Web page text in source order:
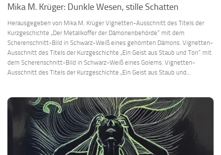
Mika M. Krüger: Dunkle Wesen, stille Schatten
Herausgegeben von Mika M. Krüger Vignetten-Ausschnitt des Titels der
Kurzgeschichte „Der Metallkoffer der Dämonenbehörde“ mit dem
Scherenschnitt-Bild in Schwarz-Weiß eines gehörnten Dämons. Vignetten-
Ausschnitt des Titels der Kurzgeschichte „Ein Geist aus Staub und Ton“ mit
dem Scherenschnitt-Bild in Schwarz-Weiß eines Golems. Vignetten-
Ausschnitt des Titels der Kurzgeschichte „Ein Geist aus Staub und...